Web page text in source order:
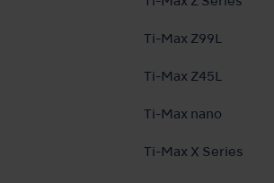
Ti-Max Z99L
Ti-Max Z45L
Ti-Max nano
Ti-Max X Series